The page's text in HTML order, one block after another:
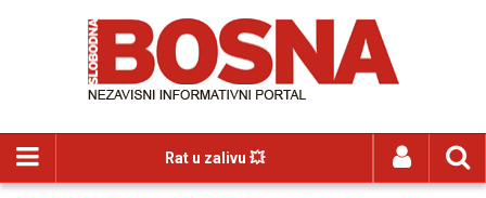
Rat u zalivu 💥